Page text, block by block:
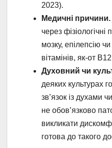
2023).
Медичні причини.
через
мозку, епілепсію
вітамінів, як-от
Духовний чи
деяких культурах
зв’язок із духами
не обов’язково
викликати
готова до такого